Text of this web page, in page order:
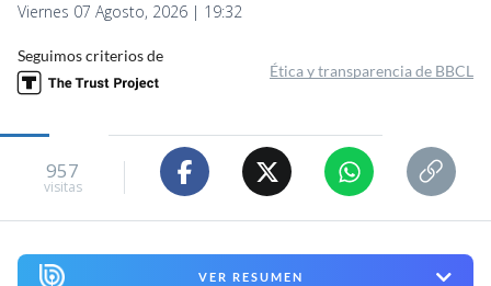
Viernes 07 Agosto, 2026 | 19:32
Seguimos criterios de
Ética y transparencia de BBCL
957
visitas
VER RESUMEN